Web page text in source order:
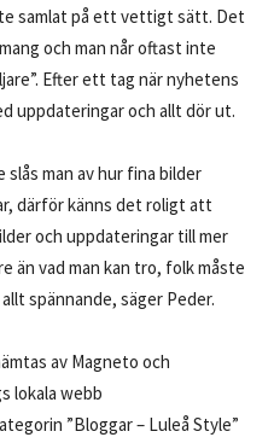
samlat på ett vettigt sätt. Det
och man når oftast inte
Efter ett tag när nyhetens
uppdateringar och allt dör ut.
man av hur fina bilder
därför känns det roligt att
och uppdateringar till mer
än vad man kan tro, folk måste
spännande, säger Peder.
av Magneto och
lokala webb
”Bloggar – Luleå Style”